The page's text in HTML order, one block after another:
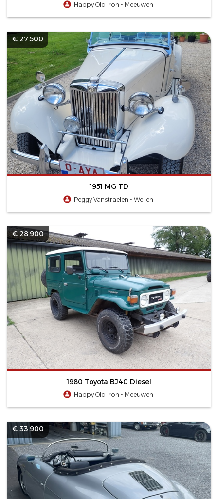
Happy Old Iron - Meeuwen
€ 27.500
1951 MG TD
Peggy Vanstraelen - Wellen
€ 28.900
1980 Toyota BJ40 Diesel
Happy Old Iron - Meeuwen
€ 33.900